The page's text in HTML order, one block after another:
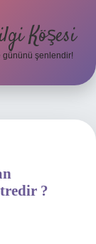
Köşesi
gününü şenlendir!
?